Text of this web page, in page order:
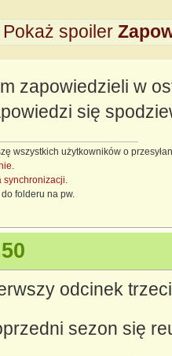
Pokaż spoiler
zapowiedzieli w
się
wszystkich użytkowników o
synchronizacji.
do folderu na pw.
odcinek
sezon się